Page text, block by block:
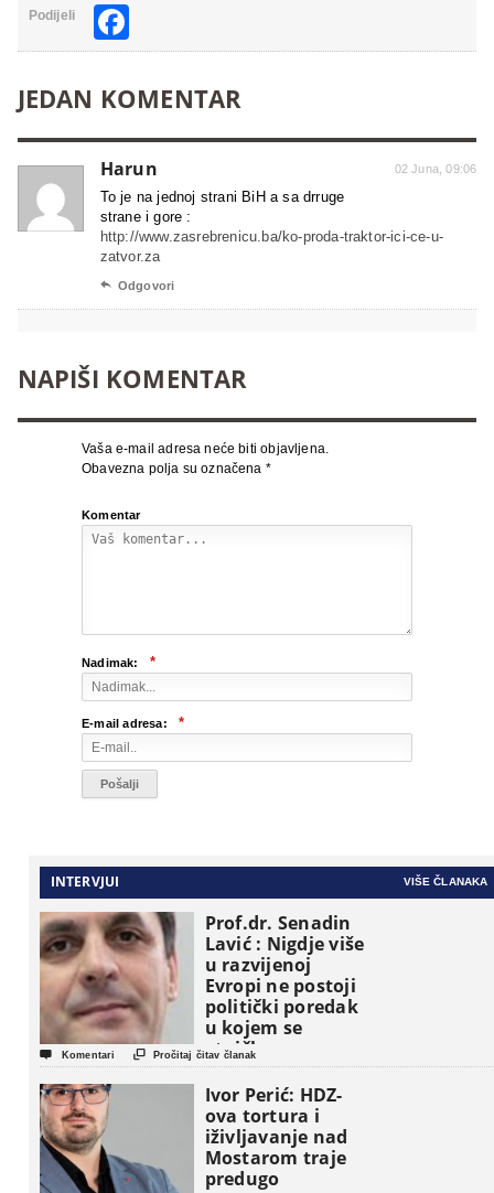
Podijeli
JEDAN KOMENTAR
Harun 02 Juna, 09:06
To je na jednoj strani BiH a sa drruge
strane i gore :
http://www.zasrebrenicu.ba/ko-proda-traktor-ici-ce-u-
zatvor.za
 Odgovori
NAPIŠI KOMENTAR
Vaša e-mail adresa neće biti objavljena.
Obavezna polja su označena *
Komentar
Nadimak: *
E-mail adresa: *
INTERVJUI VIŠE ČLANAKA
Prof.dr. Senadin
Lavić : Nigdje više
u razvijenoj
Evropi ne postoji
politički poredak
u kojem se
etničke grupe
pojavljuju kao
osnovne
političke jedinice
 Komentari  Pročitaj čitav članak
Ivor Perić: HDZ-
ova tortura i
iživljavanje nad
Mostarom traje
predugo